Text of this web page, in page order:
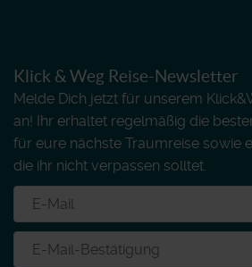
Klick & Weg Reise-Newsletter
Melde Dich jetzt für unserem
an! Ihr erhaltet regelmäßig die
für eure nächste Traumreise sowie
die ihr nicht verpassen solltet.